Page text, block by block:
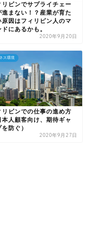
リピンでサプライチェー
進まない！？産業が育た
原因はフィリピン人のマ
ドにあるかも。
2020年9月20日
ス環境
リピンでの仕事の進め方
本人顧客向け、期待ギャ
を防ぐ）
2020年9月27日